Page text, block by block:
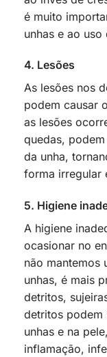
é muito
unhas e ao
4. Lesões
As lesões nos
podem causar
as lesões
quedas,
da unha,
forma irregular
5. Higiene
A higiene
ocasionar no
não mantemos
unhas, é mais
detritos,
detritos podem
unhas e na
inflamação,